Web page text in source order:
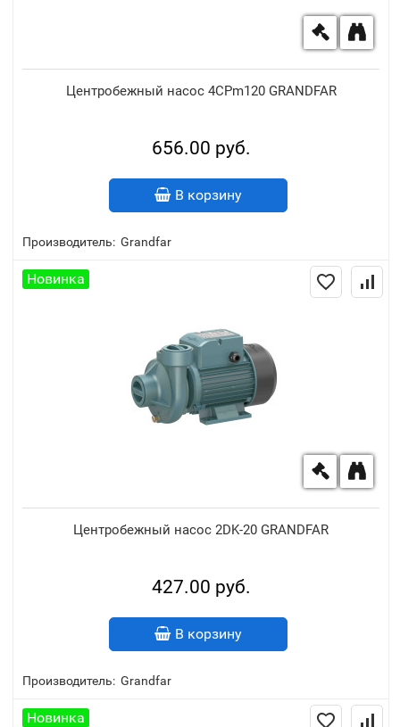
Центробежный насос 4CPm120 GRANDFAR
Производитель: Grandfar
656.00 руб.
В корзину
Новинка
Центробежный насос 2DK-20 GRANDFAR
Производитель: Grandfar
427.00 руб.
В корзину
Новинка